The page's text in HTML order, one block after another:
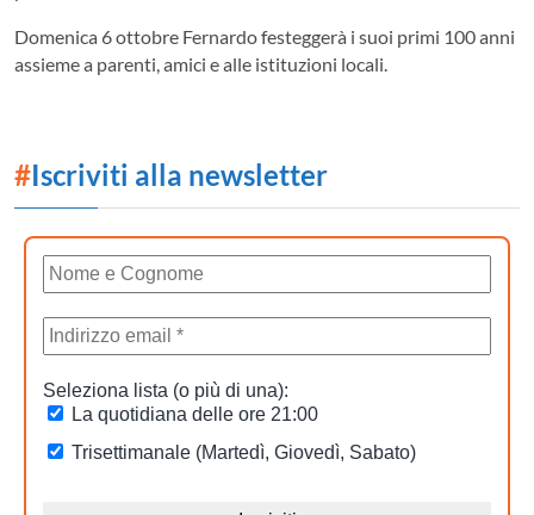
Domenica 6 ottobre Fernardo festeggerà i suoi primi 100 anni
assieme a parenti, amici e alle istituzioni locali.
#Iscriviti alla newsletter